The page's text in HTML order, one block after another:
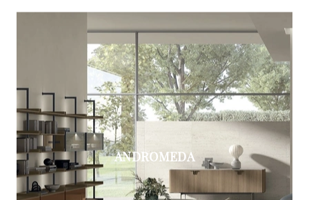
ANDROMEDA